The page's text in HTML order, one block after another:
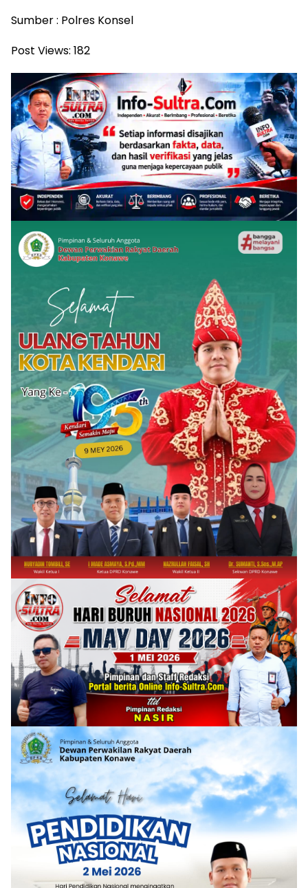
Sumber : Polres Konsel
Post Views: 182